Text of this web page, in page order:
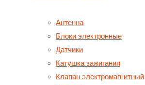
Антенна
Блоки электронные
Датчики
Катушка зажигания
Клапан электромагнитный